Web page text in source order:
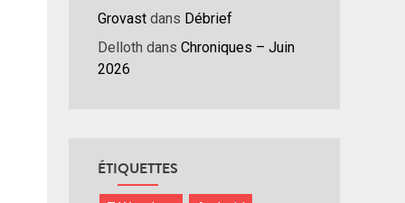
Grovast dans Débrief
Delloth dans Chroniques – Juin
2026
ÉTIQUETTES